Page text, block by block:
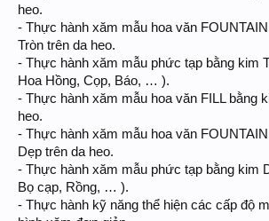
heo.
- Thực hành xăm mẫu hoa văn
Tròn trên da heo.
- Thực hành xăm mẫu phức tạp bằng kim
Hoa Hồng, Cọp, Báo, … ).
- Thực hành xăm mẫu hoa văn FILL bằng
heo.
- Thực hành xăm mẫu hoa văn
Dẹp trên da heo.
- Thực hành xăm mẫu phức tạp bằng kim
Bọ cạp, Rồng, … ).
- Thực hành kỹ năng thể hiện các cấp độ